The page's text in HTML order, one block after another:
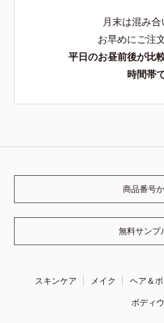
月末は混み
お早めにご注
平日のお昼前後が比
時間帯
商品番号
無料サンプ
スキンケア メイク ヘア＆
ボディ